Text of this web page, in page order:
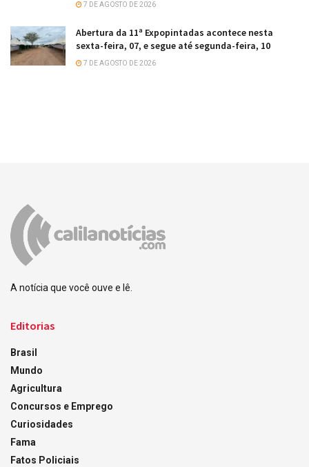
7 DE AGOSTO DE 2026
Abertura da 11ª Expopintadas acontece nesta
sexta-feira, 07, e segue até segunda-feira, 10
7 DE AGOSTO DE 2026
A notícia que você ouve e lê.
Editorias
Brasil
Mundo
Agricultura
Concursos e Emprego
Curiosidades
Fama
Fatos Policiais